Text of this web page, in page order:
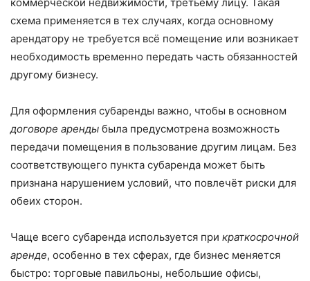
схема применяется в тех случаях, когда основному
арендатору не требуется всё помещение или возникает
необходимость временно передать часть обязанностей
другому бизнесу.
Для оформления субаренды важно, чтобы в основном
договоре аренды была предусмотрена возможность
передачи помещения в пользование другим лицам. Без
соответствующего пункта субаренда может быть
признана нарушением условий, что повлечёт риски для
обеих сторон.
Чаще всего субаренда используется при краткосрочной
аренде, особенно в тех сферах, где бизнес меняется
быстро: торговые павильоны, небольшие офисы,